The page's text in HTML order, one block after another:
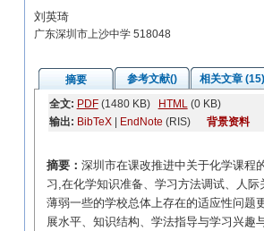
刘英琦
广东深圳市上沙中学 518048
摘要 参考文献()
相关文章 (15)
全文: PDF(1480 KB) HTML(0 KB)
输出: BibTeX| EndNote (RIS) 背景资料
摘要： 深圳市在课改推进中关于化学课程
习,在化学知识准备、学习方法调试、人
薄弱一些的学校总体上存在的适应性问题
展水平、知识结构、学法指导与学习兴趣